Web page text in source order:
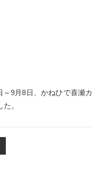
～9月8日
、かねひで喜瀬カ
。